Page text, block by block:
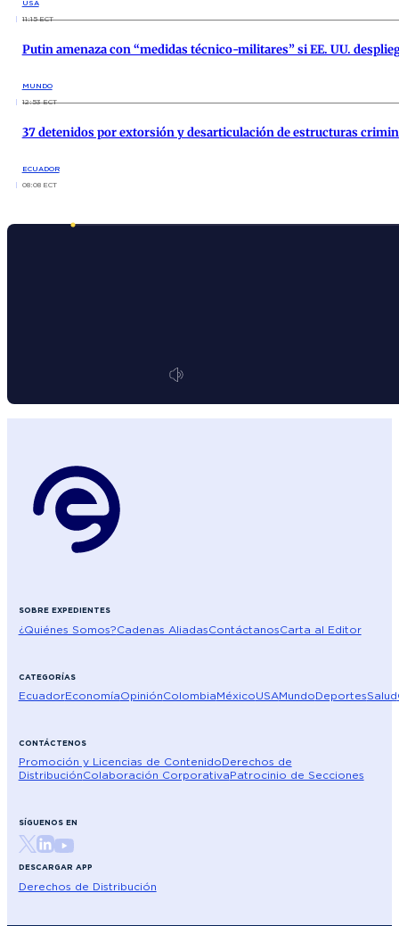
USA
11:15 ECT
Putin amenaza con “medidas técnico-militares” si EE. UU.
MUNDO
12:53 ECT
37 detenidos por extorsión y desarticulación de estructuras
ECUADOR
08:08 ECT
SOBRE EXPEDIENTES
¿Quiénes Somos?Cadenas AliadasContáctanosCarta al Editor
CATEGORÍAS
EcuadorEconomíaOpiniónColombiaMéxicoUSAMundoDeportesSalud
CONTÁCTENOS
Promoción y Licencias de ContenidoDerechos de
DistribuciónColaboración CorporativaPatrocinio de Secciones
SÍGUENOS EN
DESCARGAR APP
Derechos de Distribución